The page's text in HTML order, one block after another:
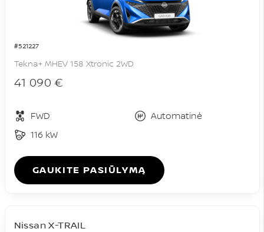
#521227
Tekna+ MHEV 158 Xtronic 2WD
41 090 €
FWD
Automatinė
116 kW
GAUKITE PASIŪLYMĄ
Nissan X-TRAIL